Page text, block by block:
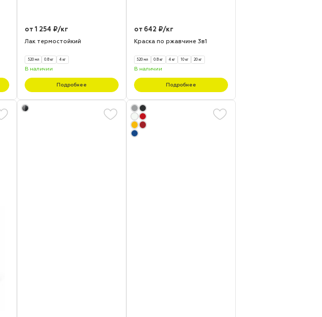
от 1 254 ₽/кг
Лак термостойкий
520 мл 0.8 кг 4 кг
В наличии
Подробнее
от 642 ₽/кг
Краска по ржавчине 3в1
520 мл 0.8 кг 4 кг 10 кг 20 кг
В наличии
Подробнее